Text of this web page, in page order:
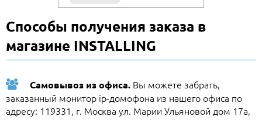
Способы получения заказа в
магазине INSTALLING
Самовывоз из офиса. Вы можете забрать,
заказанный монитор ip-домофона из нашего офиса по
адресу: 119331, г. Москва ул. Марии Ульяновой дом 17а,